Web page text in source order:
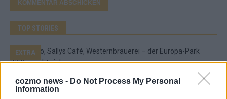
cozmo news - Do Not Process My Personal
Information
TOP STORIES
Monaco, Sallys Café, Westernbrauerei – der
Europa-Park 2026 macht vieles neu
EXTRA